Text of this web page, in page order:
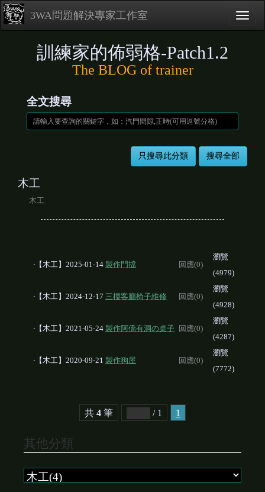
3WA問題解決專家工作室
訓練家的佈弱格-Patch1.2
The BLOG of trainer
全文搜尋
木工
木工
‧【木工】2025-01-14 製作門擋 回應(0)
瀏覽
(4979)
‧【木工】2024-12-17 三樓客廳椅子維修 回應(0)
瀏覽
(4928)
‧【木工】2021-05-24 製作阿僑有洞の桌子 回應(0)
瀏覽
(4287)
‧【木工】2020-09-21 製作狗屋 回應(0)
瀏覽
(7772)
共 4 筆 / 1 1
其他分類